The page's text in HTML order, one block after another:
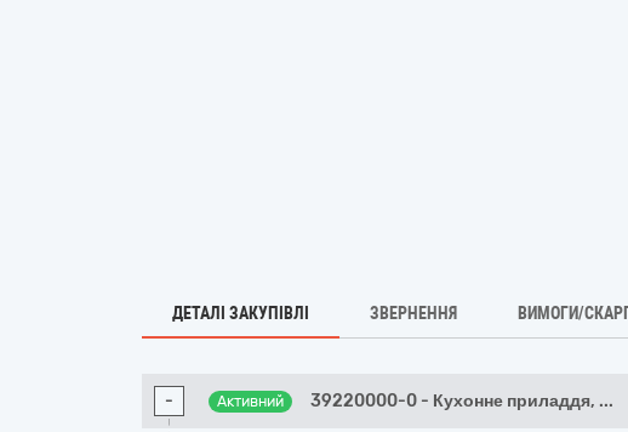
ДЕТАЛІ ЗАКУПІВЛІ ЗВЕРНЕННЯ ВИМОГИ/
- Активний 39220000-0 - Кухонне приладдя, ...